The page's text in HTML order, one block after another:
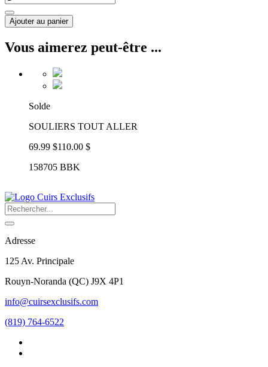
Ajouter au panier
Vous aimerez peut-être ...
Solde
SOULIERS TOUT ALLER
69.99 $110.00 $
158705 BBK
Adresse
125 Av. Principale
Rouyn-Noranda (QC) J9X 4P1
info@cuirsexclusifs.com
(819) 764-6522